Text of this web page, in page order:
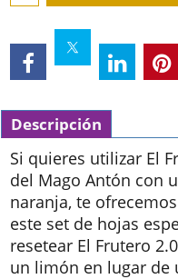
Descripción
Si quieres utilizar El
del Mago Antón con
naranja, te
este set de hojas
resetear El Frutero
un limón en lugar de